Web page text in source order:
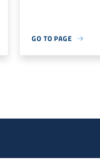
GO TO PAGE